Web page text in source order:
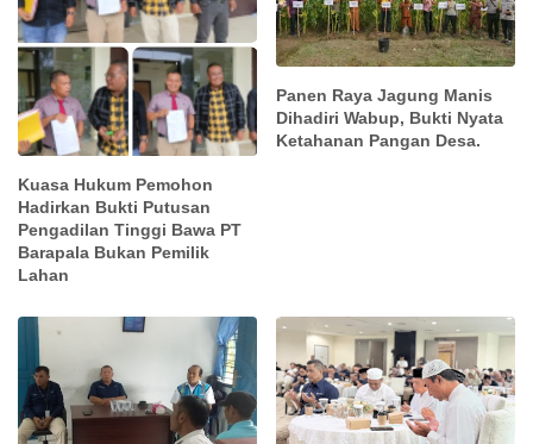
Kuasa Hukum Pemohon
Hadirkan Bukti Putusan
Pengadilan Tinggi Bawa PT
Barapala Bukan Pemilik
Lahan
Panen Raya Jagung Manis
Dihadiri Wabup, Bukti Nyata
Ketahanan Pangan Desa.